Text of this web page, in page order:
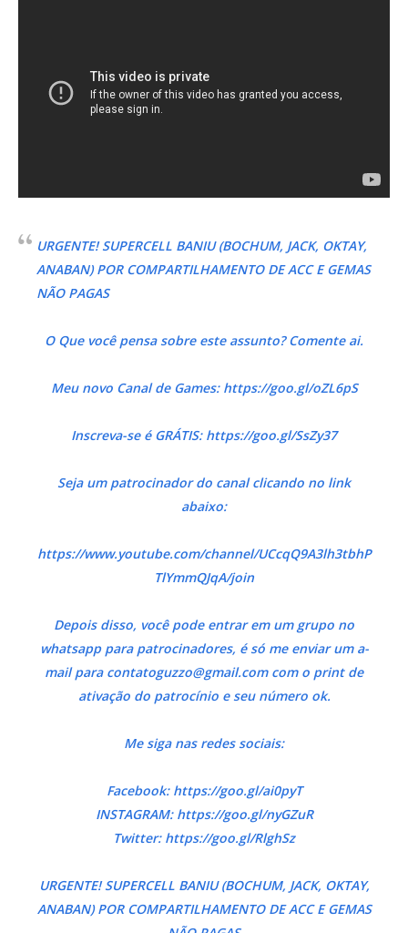
URGENTE! SUPERCELL BANIU (BOCHUM, JACK, OKTAY,
ANABAN) POR COMPARTILHAMENTO DE ACC E GEMAS
NÃO PAGAS
O Que você pensa sobre este assunto? Comente ai.
Meu novo Canal de Games: https://goo.gl/oZL6pS
Inscreva-se é GRÁTIS: https://goo.gl/SsZy37
Seja um patrocinador do canal clicando no link
abaixo:
https://www.youtube.com/channel/UCcqQ9A3lh3tbhP
TlYmmQJqA/join
Depois disso, você pode entrar em um grupo no
whatsapp para patrocinadores, é só me enviar um a-
mail para contatoguzzo@gmail.comcom o print de
ativação do patrocínio e seu número ok.
Me siga nas redes sociais:
Facebook: https://goo.gl/ai0pyT
INSTAGRAM: https://goo.gl/nyGZuR
Twitter: https://goo.gl/RlghSz
URGENTE! SUPERCELL BANIU (BOCHUM, JACK, OKTAY,
ANABAN) POR COMPARTILHAMENTO DE ACC E GEMAS